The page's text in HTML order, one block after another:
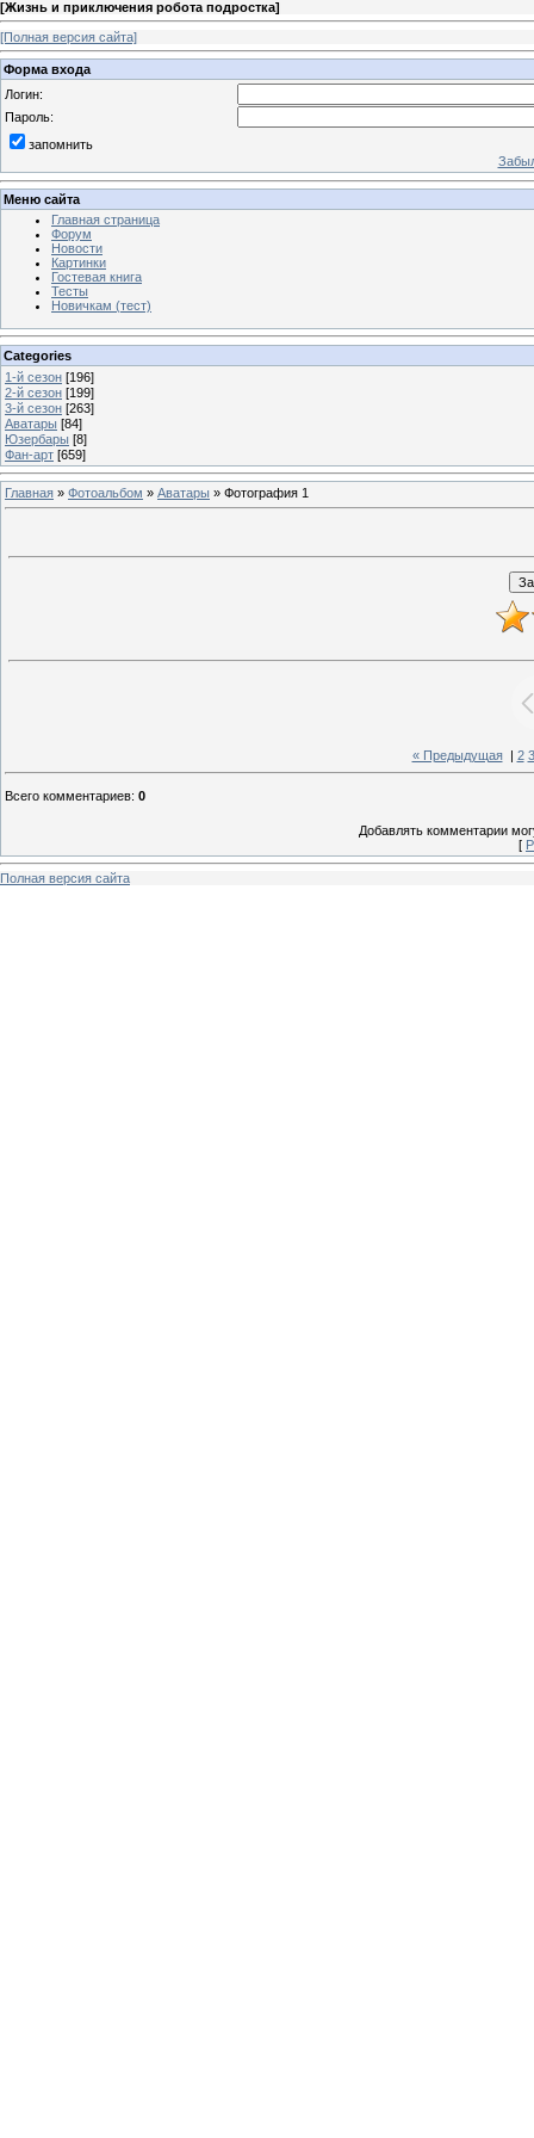
[Жизнь и приключения робота подростка]
[Полная версия сайта]
Форма входа
Логин:
Пароль:
запомнить
Меню сайта
Главная страница
Форум
Новости
Картинки
Гостевая книга
Тесты
Новичкам (тест)
Categories
1-й сезон [196]
2-й сезон [199]
3-й сезон [263]
Аватары [84]
Юзербары [8]
Фан-арт [659]
Главная » Фотоальбом » Аватары » Фотография 1
« Предыдущая| 2 3
Всего комментариев: 0
Добавлять комментарии
[
Полная версия сайта